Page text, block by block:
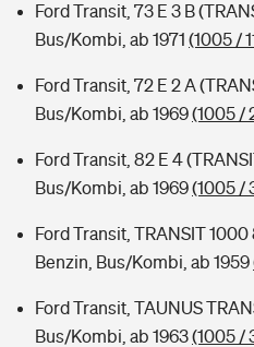
Ford Transit, 73 E 3 B
Bus/Kombi, ab 1971 (1005 /
Ford Transit, 72 E 2 A
Bus/Kombi, ab 1969(1005 /
Ford Transit, 82 E 4
Bus/Kombi, ab 1969(1005 /
Ford Transit, TRANSIT 1000
Benzin, Bus/Kombi, ab 1959
Ford Transit, TAUNUS
Bus/Kombi, ab 1963(1005 /